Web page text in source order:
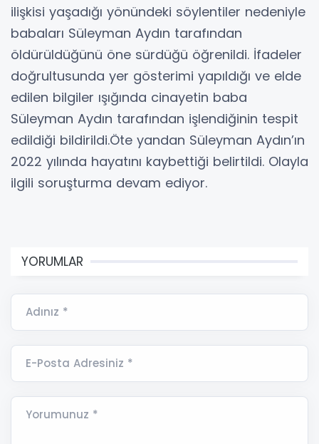
ilişkisi yaşadığı yönündeki söylentiler nedeniyle
babaları Süleyman Aydın tarafından
öldürüldüğünü öne sürdüğü öğrenildi. İfadeler
doğrultusunda yer gösterimi yapıldığı ve elde
edilen bilgiler ışığında cinayetin baba
Süleyman Aydın tarafından işlendiğinin tespit
edildiği bildirildi.Öte yandan Süleyman Aydın’ın
2022 yılında hayatını kaybettiği belirtildi. Olayla
ilgili soruşturma devam ediyor.
YORUMLAR
Adınız *
E-Posta Adresiniz *
Yorumunuz *